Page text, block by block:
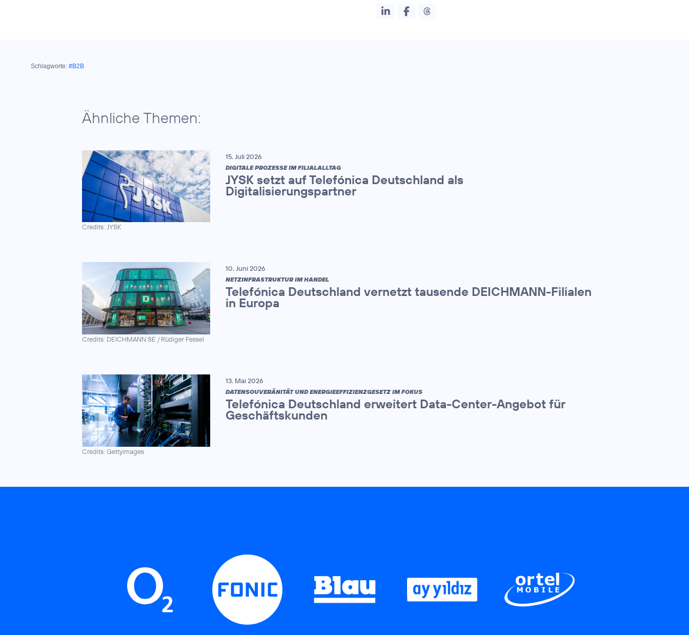
Schlagworte: #B2B
Ähnliche Themen:
Credits: JYSK
15. Juli 2026
DIGITALE PROZESSE IM FILIALALLTAG
JYSK setzt auf Telefónica Deutschland als
Digitalisierungspartner
Credits: DEICHMANN SE / Rüdiger Fessel
10. Juni 2026
NETZINFRASTRUKTUR IM HANDEL
Telefónica Deutschland vernetzt tausende DEICHMANN-Filialen
in Europa
Credits: Gettyimages
13. Mai 2026
DATENSOUVERÄNITÄT UND ENERGIEEFFIZIENZGESETZ IM FOKUS
Telefónica Deutschland erweitert Data-Center-Angebot für
Geschäftskunden